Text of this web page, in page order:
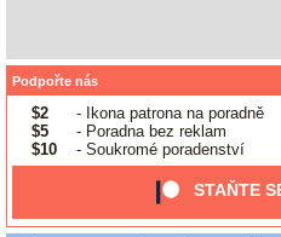
Podpořte nás
$2
- Ikona patrona na poradně
$5
- Poradna bez reklam
$10
- Soukromé poradenství
STAŇTE